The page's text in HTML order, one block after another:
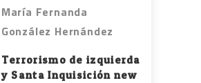
María Fernanda
González Hernández
Terrorismo de izquierda
y Santa Inquisición new